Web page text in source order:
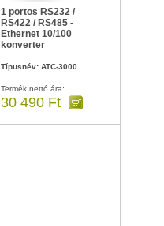
1 portos RS232 /
RS422 / RS485 -
Ethernet 10/100
konverter
Típusnév: ATC-3000
Termék nettó ára:
30 490 Ft